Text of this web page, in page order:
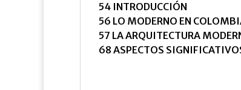
54 INTRODUCCIÓN
56 LO MODERNO EN
57 LA ARQUITECTURA
68 ASPECTOS